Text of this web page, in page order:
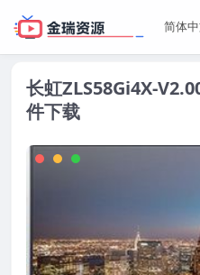
长虹ZLS58Gi4X-
件下载